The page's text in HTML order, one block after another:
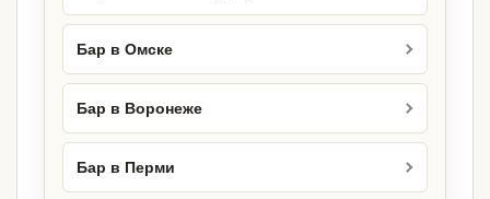
Бар в Омске
Бар в Воронеже
Бар в Перми